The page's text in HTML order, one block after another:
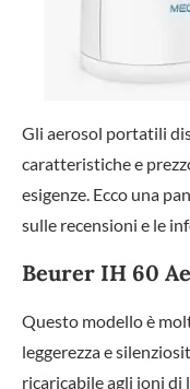
Gli aerosol portatili
caratteristiche e
esigenze. Ecco una
sulle recensioni e le
Beurer IH 60
Questo modello è
leggerezza e
ricaricabile agli ioni di